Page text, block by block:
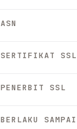
ASN
SERTIFIKAT SSL
PENERBIT SSL
BERLAKU SAMPAI